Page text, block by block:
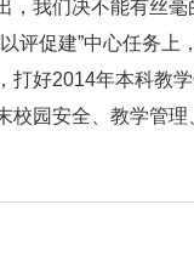
我们决不能有丝毫
评促建”中心任务
打好2014年本科教
园安全、教学管